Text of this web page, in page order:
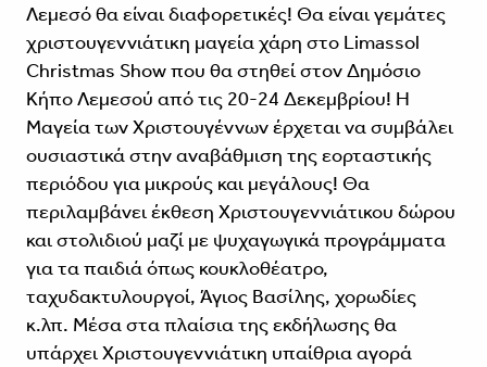
Λεμεσό θα είναι διαφορετικές! Θα είναι γεμάτες
χριστουγεννιάτικη μαγεία χάρη στο Limassol
Christmas Show που θα στηθεί στον Δημόσιο
Κήπο Λεμεσού από τις 20-24 Δεκεμβρίου! Η
Μαγεία των Χριστουγέννων έρχεται να συμβάλει
ουσιαστικά στην αναβάθμιση της εορταστικής
περιόδου για μικρούς και μεγάλους! Θα
περιλαμβάνει έκθεση Χριστουγεννιάτικου δώρου
και στολιδιού μαζί με ψυχαγωγικά προγράμματα
για τα παιδιά όπως κουκλοθέατρο,
ταχυδακτυλουργοί, Άγιος Βασίλης, χορωδίες
κ.λπ. Μέσα στα πλαίσια της εκδήλωσης θα
υπάρχει Χριστουγεννιάτικη υπαίθρια αγορά